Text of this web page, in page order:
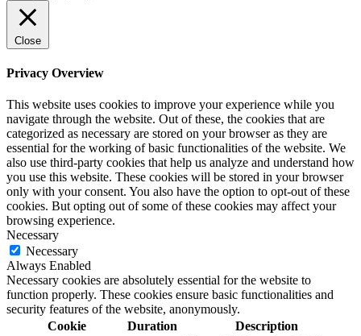
Close
Privacy Overview
This website uses cookies to improve your experience while you
navigate through the website. Out of these, the cookies that are
categorized as necessary are stored on your browser as they are
essential for the working of basic functionalities of the website. We
also use third-party cookies that help us analyze and understand how
you use this website. These cookies will be stored in your browser
only with your consent. You also have the option to opt-out of these
cookies. But opting out of some of these cookies may affect your
browsing experience.
Necessary
Necessary
Always Enabled
Necessary cookies are absolutely essential for the website to
function properly. These cookies ensure basic functionalities and
security features of the website, anonymously.
Cookie
Duration Description